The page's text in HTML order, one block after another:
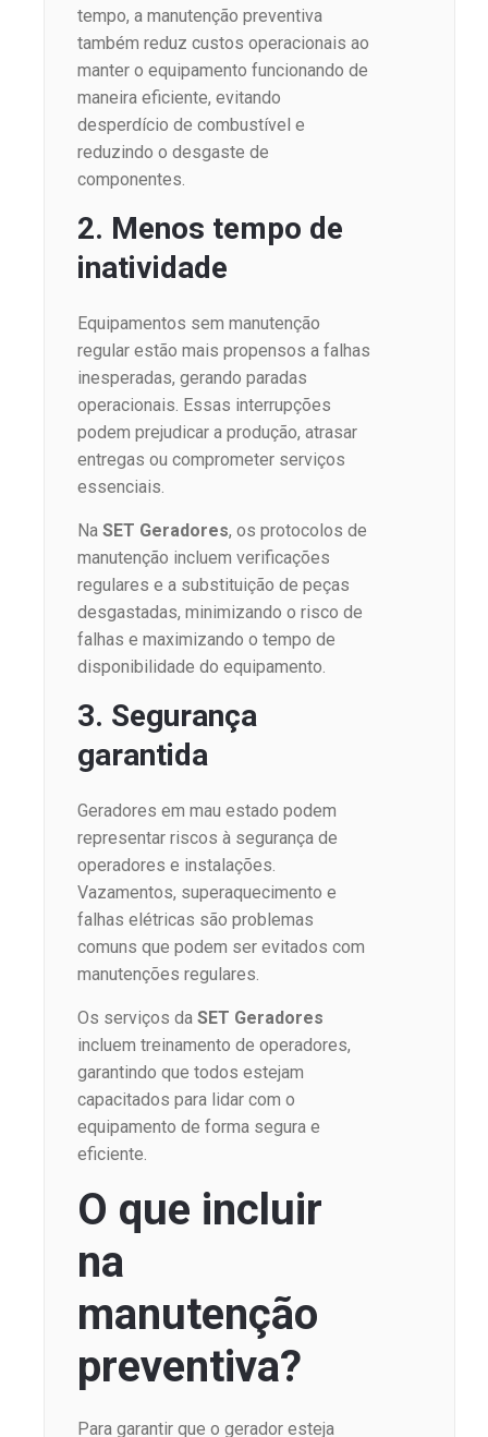
tempo, a manutenção preventiva
também reduz custos operacionais ao
manter o equipamento funcionando de
maneira eficiente, evitando
desperdício de combustível e
reduzindo o desgaste de
componentes.
2. Menos tempo de
inatividade
Equipamentos sem manutenção
regular estão mais propensos a falhas
inesperadas, gerando paradas
operacionais. Essas interrupções
podem prejudicar a produção, atrasar
entregas ou comprometer serviços
essenciais.
Na SET Geradores, os protocolos de
manutenção incluem verificações
regulares e a substituição de peças
desgastadas, minimizando o risco de
falhas e maximizando o tempo de
disponibilidade do equipamento.
3. Segurança
garantida
Geradores em mau estado podem
representar riscos à segurança de
operadores e instalações.
Vazamentos, superaquecimento e
falhas elétricas são problemas
comuns que podem ser evitados com
manutenções regulares.
Os serviços da SET Geradores
incluem treinamento de operadores,
garantindo que todos estejam
capacitados para lidar com o
equipamento de forma segura e
eficiente.
O que incluir
na
manutenção
preventiva?
Para garantir que o gerador esteja